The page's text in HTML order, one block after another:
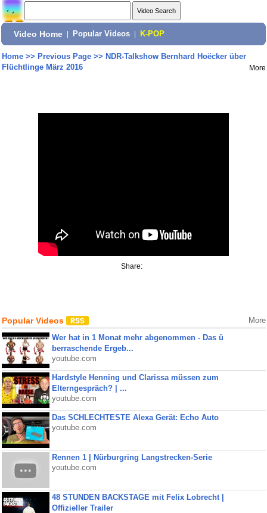
Video Home Popular Videos K-POP
Home>> Previous Page>> NDR-Talkshow Bernhard Hoëcker über
Flüchtlinge März 2016
More
Share:
Popular Videos More
Wer hat in 1 Monat mehr abgenommen - Das ü
berraschende Ergeb...
youtube.com
Hardstyle Henning und Clarissa müssen zum
Elterngespräch? | ...
youtube.com
Das SCHLECHTESTE Alexa Gerät: Echo Auto
youtube.com
Rennen 1 | Nürburgring Langstrecken-Serie
youtube.com
48 STUNDEN BACKSTAGE mit Felix Lobrecht |
Offizieller Trailer